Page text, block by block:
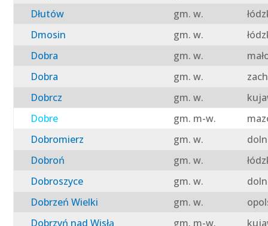
Dłutów
gm. w.
Dmosin
gm. w.
Dobra
gm. w.
Dobra
gm. w.
Dobrcz
gm. w.
Dobre
gm. m-w.
Dobromierz
gm. w.
Dobroń
gm. w.
Dobroszyce
gm. w.
Dobrzeń Wielki
gm. w.
Dobrzyń nad Wisłą
gm. m-w.